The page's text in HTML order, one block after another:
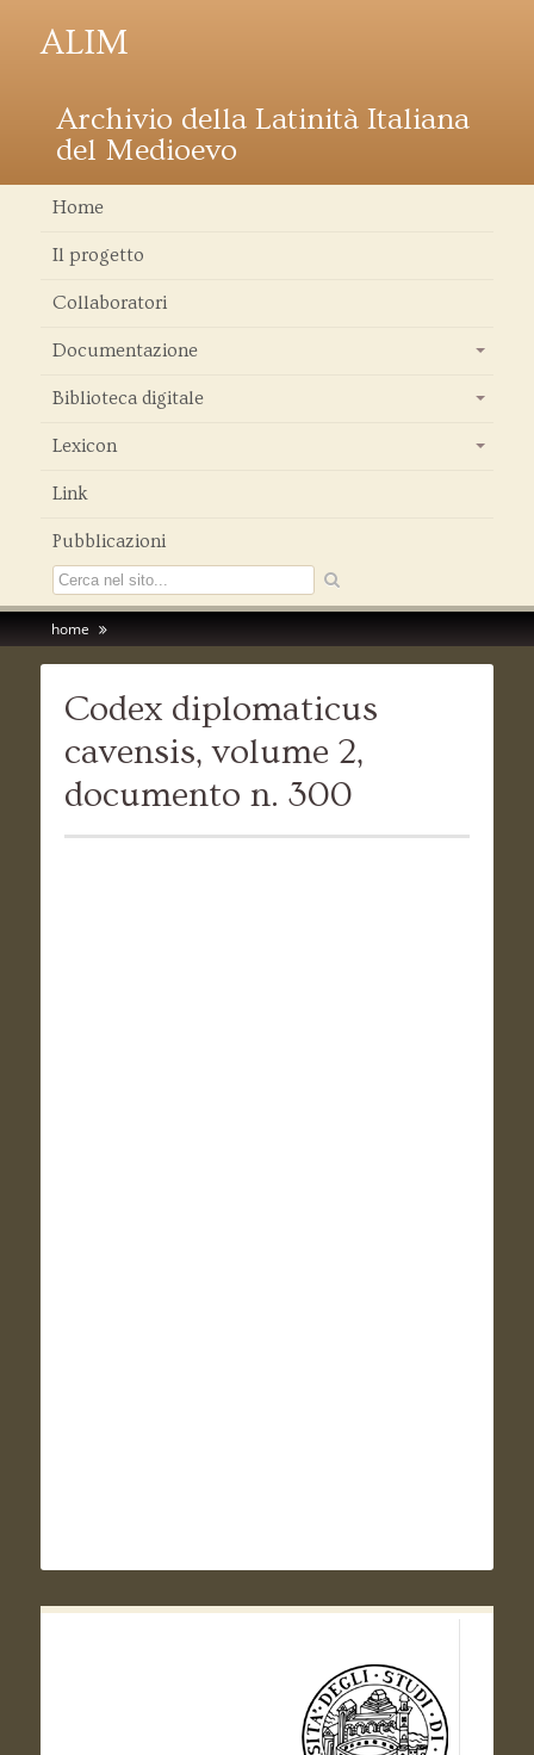
ALIM
Archivio della Latinità Italiana
del Medioevo
Home
Il progetto
Collaboratori
Documentazione
Biblioteca digitale
Lexicon
Link
Pubblicazioni
home
Codex diplomaticus
cavensis, volume 2,
documento n. 300